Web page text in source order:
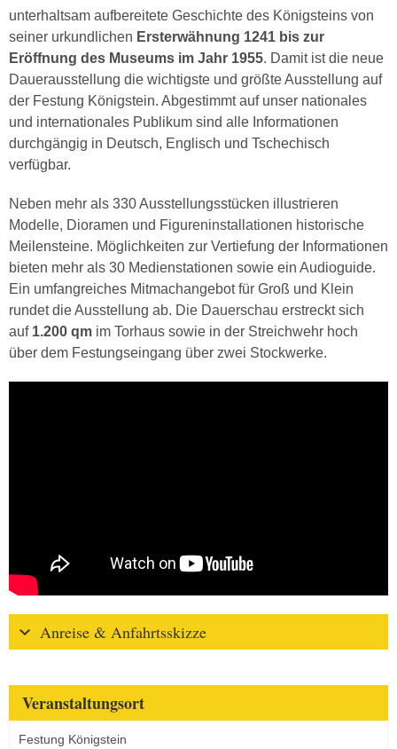
unterhaltsam aufbereitete Geschichte des Königsteins von
seiner urkundlichen Ersterwähnung 1241 bis zur
Eröffnung des Museums im Jahr 1955. Damit ist die neue
Dauerausstellung die wichtigste und größte Ausstellung auf
der Festung Königstein. Abgestimmt auf unser nationales
und internationales Publikum sind alle Informationen
durchgängig in Deutsch, Englisch und Tschechisch
verfügbar.
Neben mehr als 330 Ausstellungsstücken illustrieren
Modelle, Dioramen und Figureninstallationen historische
Meilensteine. Möglichkeiten zur Vertiefung der Informationen
bieten mehr als 30 Medienstationen sowie ein Audioguide.
Ein umfangreiches Mitmachangebot für Groß und Klein
rundet die Ausstellung ab. Die Dauerschau erstreckt sich
auf 1.200 qm im Torhaus sowie in der Streichwehr hoch
über dem Festungseingang über zwei Stockwerke.
Anreise & Anfahrtsskizze
Veranstaltungsort
Festung Königstein